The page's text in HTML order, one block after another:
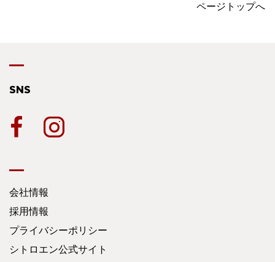
ページトップへ
SNS
会社情報
採用情報
プライバシーポリシー
シトロエン公式サイト